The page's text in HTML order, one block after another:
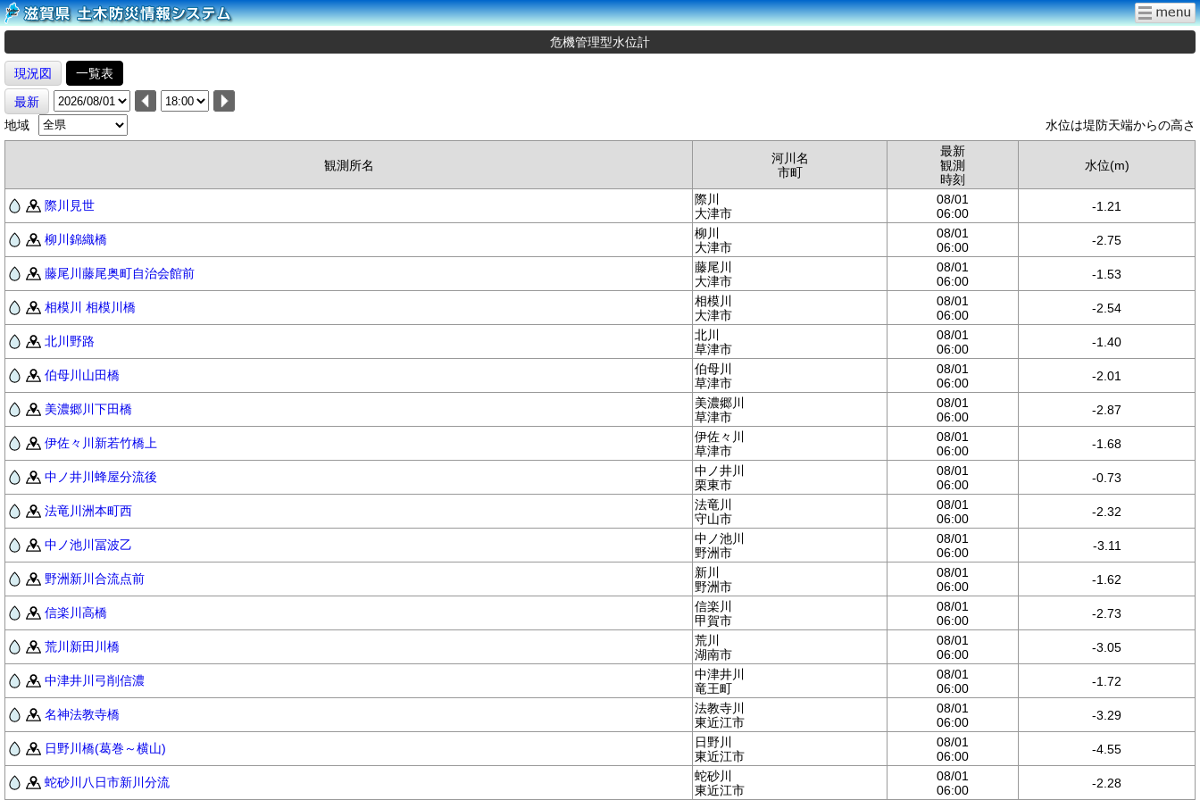
危機管理型水位計
現況図
一覧表
最新
地域
水位は堤防天端からの高さ
観測所名
河川名
市町
最新
観測
時刻
水位(m)
際川見世
際川
大津市
08/01
06:00
-1.21
柳川錦織橋
柳川
大津市
08/01
06:00
-2.75
藤尾川藤尾奥町自治会館前
藤尾川
大津市
08/01
06:00
-1.53
相模川 相模川橋
相模川
大津市
08/01
06:00
-2.54
北川野路
北川
草津市
08/01
06:00
-1.40
伯母川山田橋
伯母川
草津市
08/01
06:00
-2.01
美濃郷川下田橋
美濃郷川
草津市
08/01
06:00
-2.87
伊佐々川新若竹橋上
伊佐々川
草津市
08/01
06:00
-1.68
中ノ井川蜂屋分流後
中ノ井川
栗東市
08/01
06:00
-0.73
法竜川洲本町西
法竜川
守山市
08/01
06:00
-2.32
中ノ池川冨波乙
中ノ池川
野洲市
08/01
06:00
-3.11
野洲新川合流点前
新川
野洲市
08/01
06:00
-1.62
信楽川高橋
信楽川
甲賀市
08/01
06:00
-2.73
荒川新田川橋
荒川
湖南市
08/01
06:00
-3.05
中津井川弓削信濃
中津井川
竜王町
08/01
06:00
-1.72
名神法教寺橋
法教寺川
東近江市
08/01
06:00
-3.29
日野川橋(葛巻～横山)
日野川
東近江市
08/01
06:00
-4.55
蛇砂川八日市新川分流
蛇砂川
東近江市
08/01
06:00
-2.28